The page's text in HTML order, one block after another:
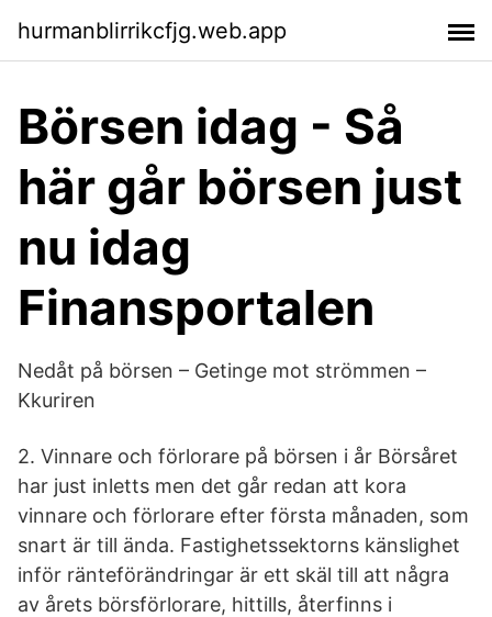
hurmanblirrikcfjg.web.app
Börsen idag - Så
här går börsen just
nu idag
Finansportalen
Nedåt på börsen – Getinge mot strömmen –
Kkuriren
2. Vinnare och förlorare på börsen i år Börsåret
har just inletts men det går redan att kora
vinnare och förlorare efter första månaden, som
snart är till ända. Fastighetssektorns känslighet
inför ränteförändringar är ett skäl till att några
av årets börsförlorare, hittills, återfinns i